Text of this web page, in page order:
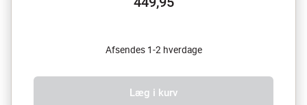
Afsendes 1-2 hverdage
Læg i kurv